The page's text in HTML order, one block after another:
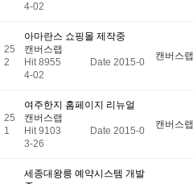
4-02
25
2
아마란스 쇼핑몰 제작중
캔버스랩
Hit 8955
Date 2015-0
4-02
캔버스랩
25
1
여주한지 홈페이지 리뉴얼
캔버스랩
Hit 9103
Date 2015-0
3-26
캔버스랩
세종대왕릉 예약시스템 개발